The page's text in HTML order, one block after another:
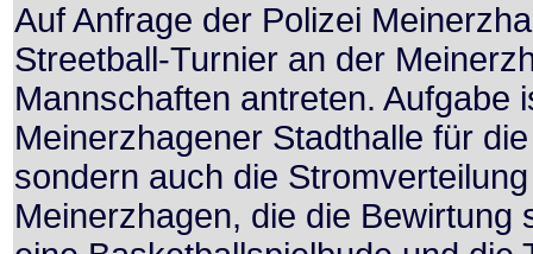
Auf Anfrage der Polizei
Streetball-Turnier an der
Mannschaften antreten. Aufgabe
Meinerzhagener Stadthalle für
sondern auch die
Meinerzhagen, die die Bewirtung